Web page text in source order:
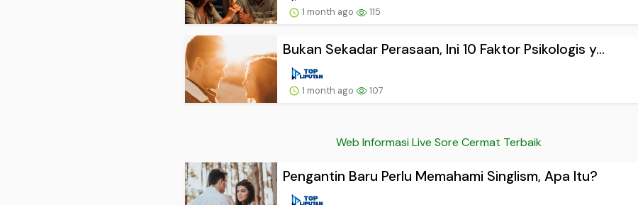
1 month ago 115
Bukan Sekadar Perasaan, Ini 10 Faktor Psikologis y...
1 month ago 107
Web Informasi Live Sore Cermat Terbaik
Pengantin Baru Perlu Memahami Singlism, Apa Itu?